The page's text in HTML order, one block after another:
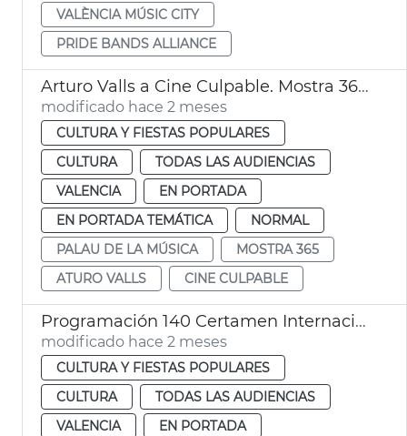
VALÈNCIA MÚSIC CITY
PRIDE BANDS ALLIANCE
Arturo Valls a Cine Culpable. Mostra 365 Palau de la Música València
modificado hace 2 meses
CULTURA Y FIESTAS POPULARES
CULTURA
TODAS LAS AUDIENCIAS
VALENCIA
EN PORTADA
EN PORTADA TEMÁTICA
NORMAL
PALAU DE LA MÚSICA
MOSTRA 365
ATURO VALLS
CINE CULPABLE
Programación 140 Certamen Internacional Bandas Música Ciudad València
modificado hace 2 meses
CULTURA Y FIESTAS POPULARES
CULTURA
TODAS LAS AUDIENCIAS
VALENCIA
EN PORTADA